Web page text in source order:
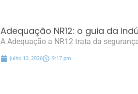
Adequação NR12: o guia da
A Adequação a NR12 trata da
julho 13, 2026 9:17 pm